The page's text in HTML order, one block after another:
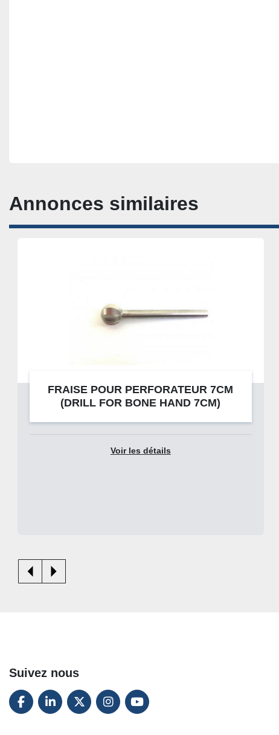
Annonces similaires
CROCHET DE SACHS 16,5CM CORNU
STANCEY (SACHS HOOK 16,5CM CORNU
Suivez nous
FACEBOOK
LINKEDINTWITTERINSTAGRAM
YOUTUBE